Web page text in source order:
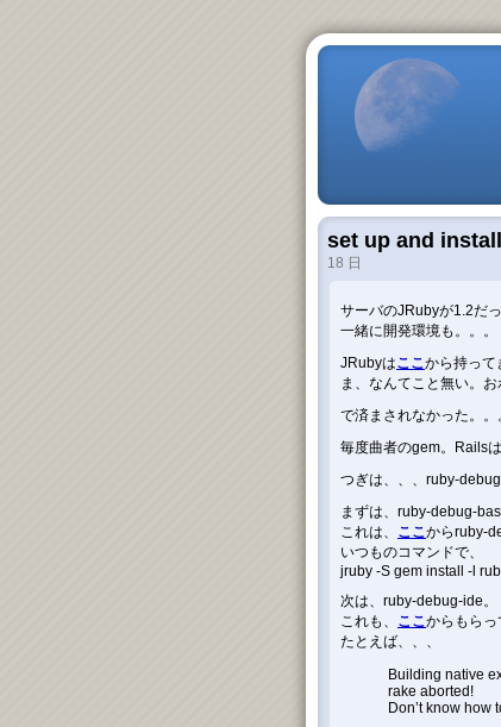
set up and
18 日
サーバのJRubyが1.2だ
一緒に開発環境も。。。
JRubyはここから持って
ま、なんてこと無い。お
で済まされなかった。
毎度曲者のgem。Railsは
つぎは、、、ruby-debug
まずは、ruby-debug-
これは、 ここからruby-
いつものコマンドで、
jruby -S gem install -l
次は、ruby-debug-ide。
これも、 ここからもらっ
たとえば、、、
Building native
rake aborted!
Don’t know how